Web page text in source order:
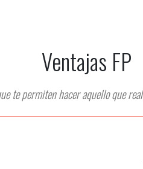
Ventajas FP
te permiten hacer aquello que